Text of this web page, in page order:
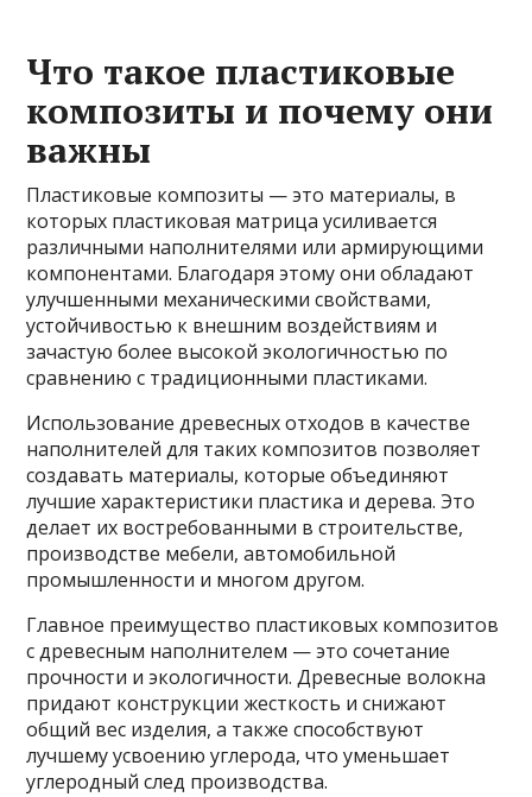
Что такое пластиковые
композиты и почему они
важны
Пластиковые композиты — это материалы, в
которых пластиковая матрица усиливается
различными наполнителями или армирующими
компонентами. Благодаря этому они обладают
улучшенными механическими свойствами,
устойчивостью к внешним воздействиям и
зачастую более высокой экологичностью по
сравнению с традиционными пластиками.
Использование древесных отходов в качестве
наполнителей для таких композитов позволяет
создавать материалы, которые объединяют
лучшие характеристики пластика и дерева. Это
делает их востребованными в строительстве,
производстве мебели, автомобильной
промышленности и многом другом.
Главное преимущество пластиковых композитов
с древесным наполнителем — это сочетание
прочности и экологичности. Древесные волокна
придают конструкции жесткость и снижают
общий вес изделия, а также способствуют
лучшему усвоению углерода, что уменьшает
углеродный след производства.